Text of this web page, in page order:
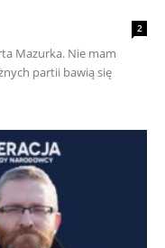
2
Mazurka. Nie mam
partii bawią się